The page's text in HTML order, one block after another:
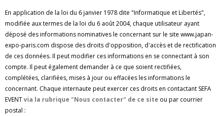
En application de la loi du 6 janvier 1978 dite "Informatique et Libertés",
modifiée aux termes de la loi du 6 août 2004, chaque utilisateur ayant
déposé des informations nominatives le concernant sur le site www.japan-
expo-paris.com dispose des droits d'opposition, d'accès et de rectification
de ces données. Il peut modifier ces informations en se connectant à son
compte. Il peut également demander à ce que soient rectifiées,
complétées, clarifiées, mises à jour ou effacées les informations le
concernant. Chaque internaute peut exercer ces droits en contactant SEFA
EVENTvia la rubrique "Nous contacter" de ce site ou par courrier
postal :